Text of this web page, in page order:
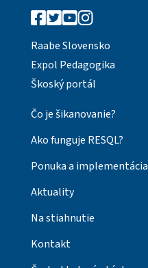
Raabe Slovensko
Expol Pedagogika
Škoský portál
Čo je šikanovanie?
Ako funguje RESQL?
Ponuka a implementácia
Aktuality
Na stiahnutie
Kontakt